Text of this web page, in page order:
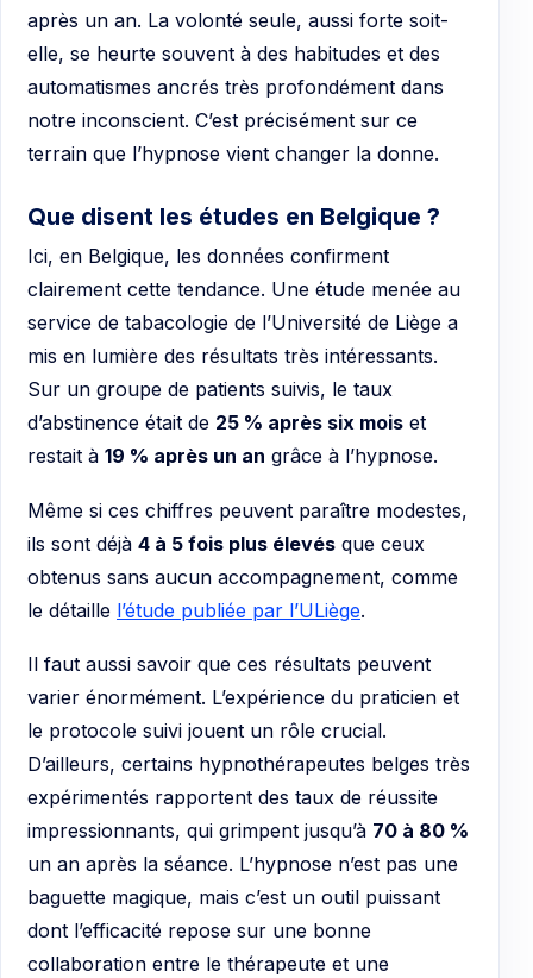
après un an. La volonté seule, aussi forte soit-
elle, se heurte souvent à des habitudes et des
automatismes ancrés très profondément dans
notre inconscient. C’est précisément sur ce
terrain que l’hypnose vient changer la donne.
Que disent les études en Belgique ?
Ici, en Belgique, les données confirment
clairement cette tendance. Une étude menée au
service de tabacologie de l’Université de Liège a
mis en lumière des résultats très intéressants.
Sur un groupe de patients suivis, le taux
d’abstinence était de 25 % après six mois et
restait à 19 % après un an grâce à l’hypnose.
Même si ces chiffres peuvent paraître modestes,
ils sont déjà 4 à 5 fois plus élevés que ceux
obtenus sans aucun accompagnement, comme
le détaille l’étude publiée par l’ULiège.
Il faut aussi savoir que ces résultats peuvent
varier énormément. L’expérience du praticien et
le protocole suivi jouent un rôle crucial.
D’ailleurs, certains hypnothérapeutes belges très
expérimentés rapportent des taux de réussite
impressionnants, qui grimpent jusqu’à 70 à 80 %
un an après la séance. L’hypnose n’est pas une
baguette magique, mais c’est un outil puissant
dont l’efficacité repose sur une bonne
collaboration entre le thérapeute et une